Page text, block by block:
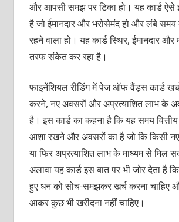
और आपसी समझ पर टिका हो। यह कार्ड ऐसे
है जो ईमानदार और भरोसेमंद हो और लंबे
रहने वाला हो। यह कार्ड स्थिर, ईमानदार
तरफ संकेत कर रहा है।
फाइनेंशियल रीडिंग में पेज ऑफ वैंड्स कार्ड
करने, नए अवसरों और अप्रत्‍या‍शित लाभ के
है। इस कार्ड का कहना है कि यह समय
आशा रखने और अवसरों का है जो कि किसी नए
या फिर अप्रत्‍याशित लाभ के माध्‍यम से
अलावा यह कार्ड इस बात पर भी जोर देता है
हुए धन को सोच-समझकर खर्च करना चाहिए
आकर कुछ भी खरीदना नहीं चाहिए।